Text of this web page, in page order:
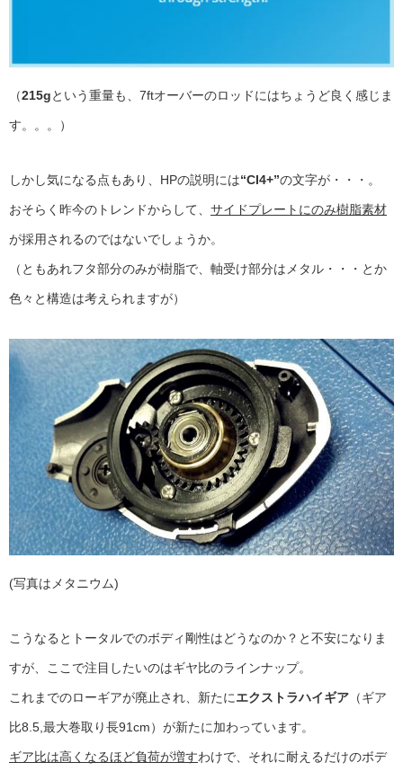
（215gという重量も、7ftオーバーのロッドにはちょうど良く感じま
す。。。）
しかし気になる点もあり、HPの説明には“CI4+”の文字が・・・。
おそらく昨今のトレンドからして、 サイドプレートにのみ樹脂素材
が採用されるのではないでしょうか。
（ともあれフタ部分のみが樹脂で、軸受け部分はメタル・・・とか
色々と構造は考えられますが）
(写真はメタニウム)
こうなるとトータルでのボディ剛性はどうなのか？と不安になりま
すが、ここで注目したいのはギヤ比のラインナップ。
これまでのローギアが廃止され、新たにエクストラハイギア （ギア
比8.5,最大巻取り長91cm）が新たに加わっています。
ギア比は高くなるほど負荷が増すわけで、それに耐えるだけのボデ